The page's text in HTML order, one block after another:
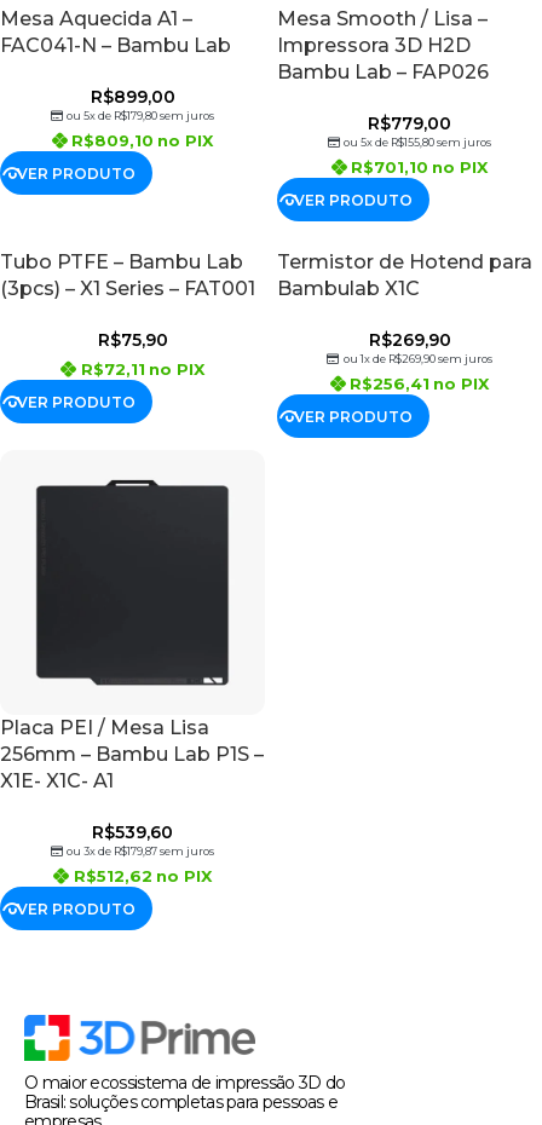
Mesa Aquecida A1 –
FAC041-N – Bambu Lab
R$899,00
ou 5x de R$179,80sem juros
R$809,10 no PIX
VER PRODUTO
Mesa Smooth / Lisa –
Impressora 3D H2D
Bambu Lab – FAP026
R$779,00
ou 5x de R$155,80sem juros
R$701,10 no PIX
VER PRODUTO
Tubo PTFE – Bambu Lab
(3pcs) – X1 Series – FAT001
R$75,90
R$72,11 no PIX
VER PRODUTO
Termistor de Hotend para
Bambulab X1C
R$269,90
ou 1x de R$269,90sem juros
R$256,41 no PIX
VER PRODUTO
Placa PEI / Mesa Lisa
256mm – Bambu Lab P1S –
X1E- X1C- A1
R$539,60
ou 3x de R$179,87sem juros
R$512,62 no PIX
VER PRODUTO
O maior ecossistema de impressão 3D do
Brasil: soluções completas para pessoas e